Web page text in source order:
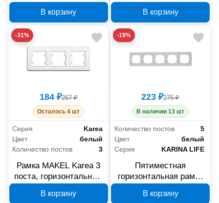
56001705
В корзину
56001704
В корзину
-31%
184 ₽267 ₽
Осталось 4 шт
Серия
Karea
Цвет
белый
Количество постов
3
Рамка MAKEL Karea 3
поста, горизонтальная,
В корзину
-19%
223 ₽275 ₽
В наличии 13 шт
Количество постов
5
Цвет
белый
Серия
KARINA LIFE
Пятиместная
горизонтальная рамка
708-0200-150
В корзину